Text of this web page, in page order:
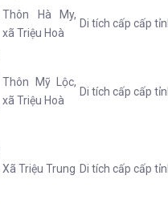
Thôn Hà My,
xã Triệu Hoà
Di tích cấp cấp
Thôn Mỹ Lộc,
xã Triệu Hoà
Di tích cấp cấp
Xã Triệu Trung Di tích cấp cấp